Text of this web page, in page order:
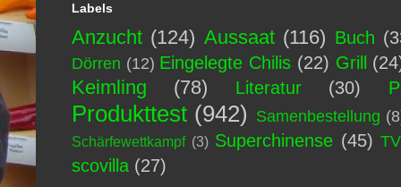
Labels
Anzucht (124) Aussaat (116) Buch
Dörren (12) Eingelegte Chilis (22) Grill
Keimling (78) Literatur (30)
Produkttest (942) Samenbestellung
Schärfewettkampf (3) Superchinense (45) TV
scovilla (27)